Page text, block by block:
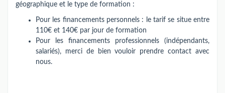
géographique et le type de formation :
Pour les financements personnels : le tarif se situe entre
110€ et 140€ par jour de formation
Pour les financements professionnels (indépendants,
salariés), merci de bien vouloir prendre contact avec
nous.